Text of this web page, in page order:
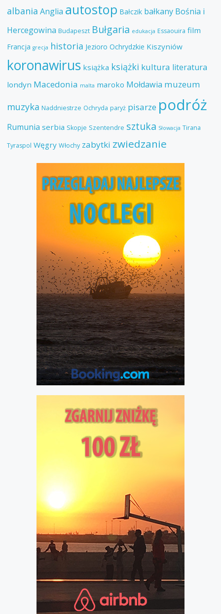
albania Anglia autostop Bałczik bałkany Bośnia i
Hercegowina Budapeszt Bułgaria edukacja Essaouira film
Francja grecja historia Jezioro Ochrydzkie Kiszyniów
koronawirus książka książki kultura literatura
londyn Macedonia malta maroko Mołdawia muzeum
muzyka Naddniestrze Ochryda paryż pisarze podróż
Rumunia serbia Skopje Szentendre sztuka Słowacja Tirana
Tyraspol Węgry Włochy zabytki zwiedzanie